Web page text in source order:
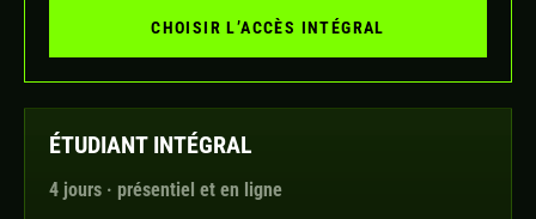
CHOISIR L’ACCÈS INTÉGRAL
ÉTUDIANT INTÉGRAL
4 jours · présentiel et en ligne